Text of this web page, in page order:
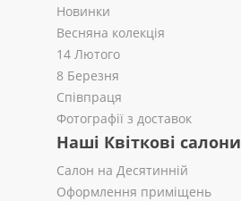
Новинки
Весняна колекція
14 Лютого
8 Березня
Співпраця
Фотографії з доставок
Наші Квіткові салони
Салон на Десятинній
Оформлення приміщень